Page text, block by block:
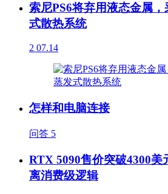
索尼PS6将弃用液态金属
式散热系统
2 07.14
怎样和电脑连接
问答 5
RTX 5090售价突破4300美
离消费级逻辑